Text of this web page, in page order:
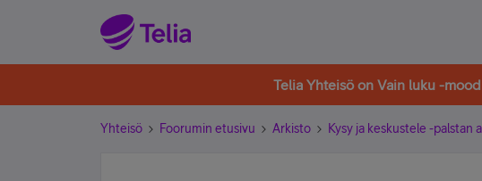
Telia Yhteisö on Vain luku -
Yhteisö Foorumin etusivu Arkisto Kysy ja keskustele -palstan